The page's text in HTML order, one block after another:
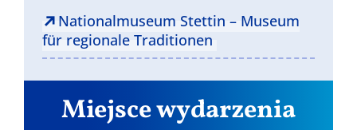
Miejsce wydarzenia
Nationalmuseum Stettin – Museum
für regionale Traditionen